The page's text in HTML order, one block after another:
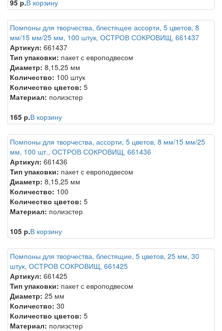
95 р.В корзину
Помпоны для творчества, блестящее ассорти, 5 цветов, 8
мм/15 мм/25 мм, 100 штук, ОСТРОВ СОКРОВИЩ, 661437
Артикул: 661437
Тип упаковки: пакет с европодвесом
Диаметр: 8,15,25 мм
Количество: 100 штук
Количество цветов: 5
Материал: полиэстер
165 р.В корзину
Помпоны для творчества, ассорти, 5 цветов, 8 мм/15 мм/25
мм, 100 шт., ОСТРОВ СОКРОВИЩ, 661436
Артикул: 661436
Тип упаковки: пакет с европодвесом
Диаметр: 8,15,25 мм
Количество: 100
Количество цветов: 5
Материал: полиэстер
105 р.В корзину
Помпоны для творчества, блестящие, 5 цветов, 25 мм, 30
штук, ОСТРОВ СОКРОВИЩ, 661425
Артикул: 661425
Тип упаковки: пакет с европодвесом
Диаметр: 25 мм
Количество: 30
Количество цветов: 5
Материал: полиэстер